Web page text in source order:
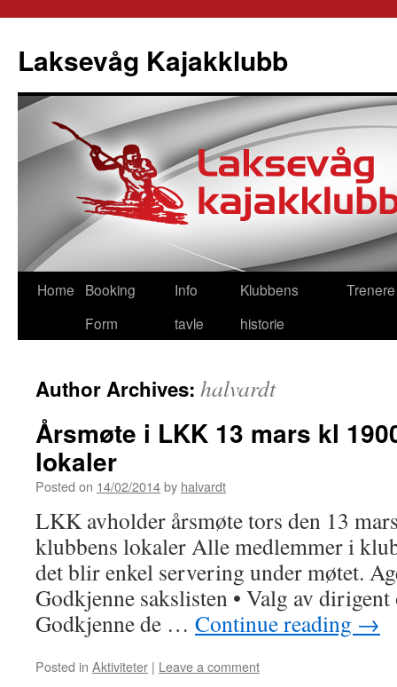
content
Laksevåg Kajakklubb
Home
Booking
Form
Info
tavle
Klubbens
historie
Trenere
Author Archives: halvardt
Årsmøte i LKK 13 mars kl
lokaler
Posted on 14/02/2014by halvardt
LKK avholder årsmøte tors den 13
klubbens lokaler Alle medlemmer i
det blir enkel servering under møtet.
Godkjenne sakslisten • Valg av
Godkjenne de … Continue reading →
Posted in Aktiviteter | Leave a comment